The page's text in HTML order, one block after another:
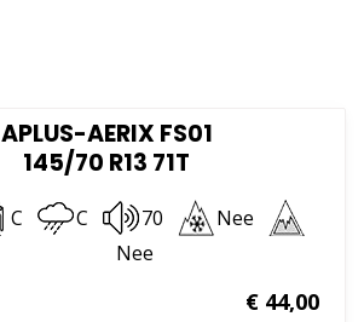
APLUS-AERIX FS01
145/70 R13 71T
C C 70
Nee
Nee
€44,00